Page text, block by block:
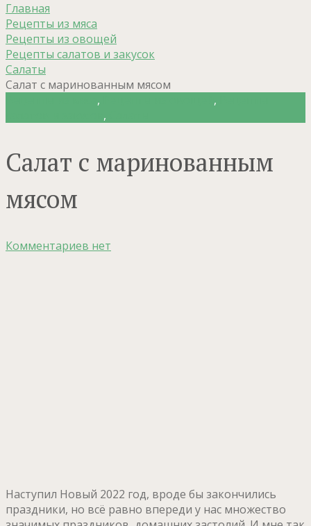
Главная
Рецепты из мяса
Рецепты из овощей
Рецепты салатов и закусок
Салаты
Салат с маринованным мясом
, ,
,
Салат с маринованным
мясом
Комментариев нет
Наступил Новый 2022 год, вроде бы закончились
праздники, но всё равно впереди у нас множество